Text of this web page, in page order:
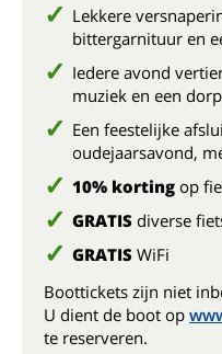
Lekkere
bittergarnituur en
Iedere avond
muziek en een
Een feestelijke
oudejaarsavond,
10% korting op
GRATIS diverse
GRATIS WiFi
Boottickets zijn niet
U dient de boot op
te reserveren.